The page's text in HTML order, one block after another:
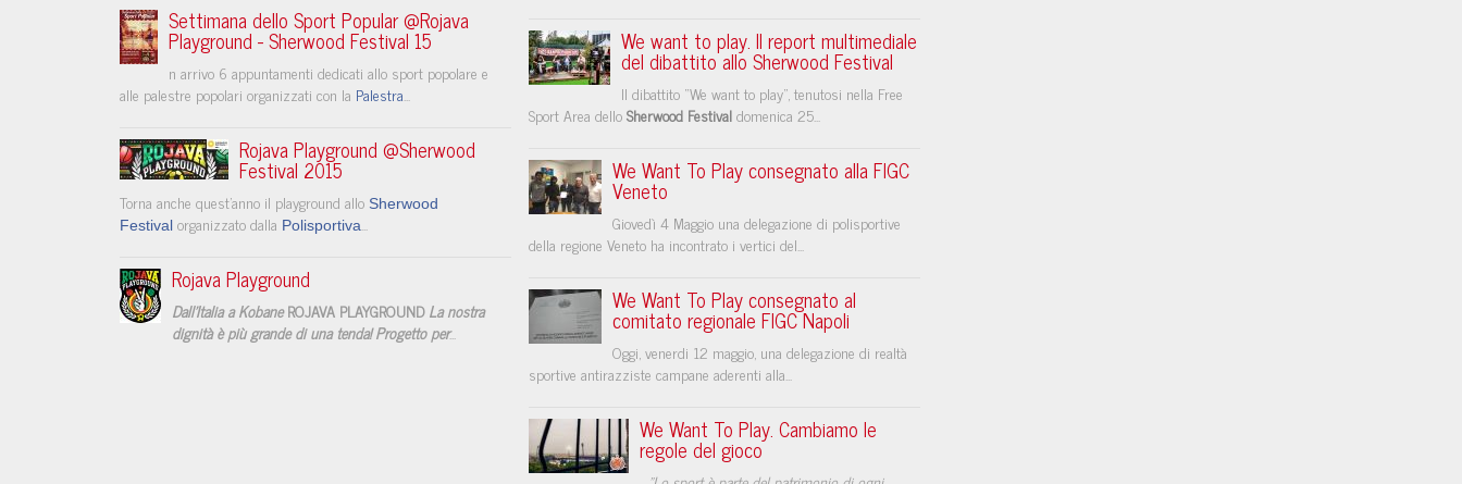
Settimana dello Sport Popular @Rojava
Playground - Sherwood Festival 15
n arrivo 6 appuntamenti dedicati allo sport popolare e
alle palestre popolari organizzati con la Palestra...
Rojava Playground @Sherwood
Festival 2015
Torna anche quest'anno il playground allo Sherwood
Festival organizzato dalla Polisportiva...
Rojava Playground
Dall'Italia a Kobane ROJAVA PLAYGROUND La nostra
dignità è più grande di una tenda! Progetto per...
We want to play. Il report multimediale
del dibattito allo Sherwood Festival
Il dibattito “We want to play”, tenutosi nella Free
Sport Area delloSherwood Festivaldomenica 25...
We Want To Play consegnato alla FIGC
Veneto
Giovedì 4 Maggio una delegazione di polisportive
della regione Veneto ha incontrato i vertici del...
We Want To Play consegnato al
comitato regionale FIGC Napoli
​Oggi, venerdi 12 maggio, una delegazione di realtà
sportive antirazziste campane aderenti alla...
We Want To Play. Cambiamo le
regole del gioco